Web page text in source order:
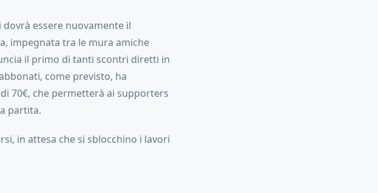
essere nuovamente il
impegnata tra le mura amiche
il primo di tanti scontri diretti in
come previsto, ha
70€, che permetterà ai supporters
partita.
in attesa che si sblocchino i lavori